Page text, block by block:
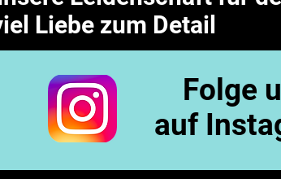
Liebe zum Detail
Folge
auf